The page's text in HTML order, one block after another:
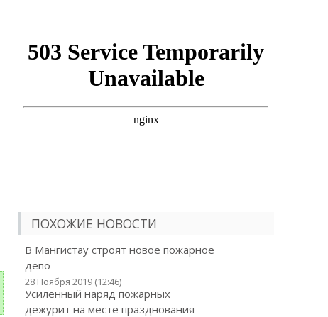
ПОХОЖИЕ НОВОСТИ
В Мангистау строят новое пожарное
депо
28 Ноября 2019 (12:46)
Усиленный наряд пожарных
дежурит на месте празднования